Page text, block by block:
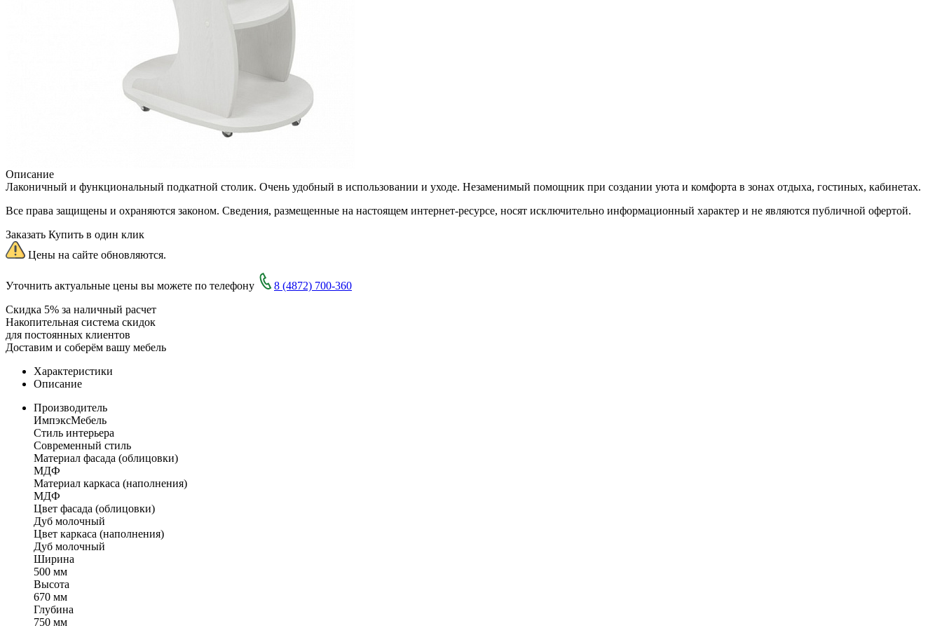
Описание
Лаконичный и функциональный подкатной столик. Очень удобный в использовании и уходе. Незаменимый помощник при создании уюта и комфорта в зонах отдыха, гостиных, кабинетах.
Все права защищены и охраняются законом. Сведения, размещенные на настоящем интернет-ресурсе, носят исключительно информационный характер и не являются публичной офертой.
Заказать Купить в один клик
Цены на сайте обновляются.
Уточнить актуальные цены вы можете по телефону
8 (4872) 700-360
Скидка 5% за наличный расчет
Накопительная система скидок
для постоянных клиентов
Доставим и соберём вашу мебель
Характеристики
Описание
Производитель
ИмпэксМебель
Стиль интерьера
Современный стиль
Материал фасада (облицовки)
МДФ
Материал каркаса (наполнения)
МДФ
Цвет фасада (облицовки)
Дуб молочный
Цвет каркаса (наполнения)
Дуб молочный
Ширина
500 мм
Высота
670 мм
Глубина
750 мм